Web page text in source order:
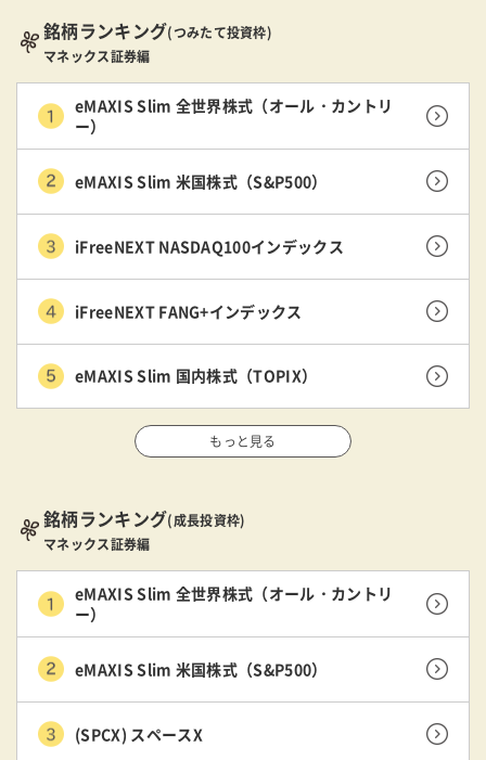
銘柄ランキング(つみたて投資枠)
マネックス証券編
eMAXIS Slim 全世界株式（オール・カントリ
ー）
eMAXIS Slim 米国株式（S&P500）
iFreeNEXT NASDAQ100インデックス
iFreeNEXT FANG+インデックス
eMAXIS Slim 国内株式（TOPIX）
もっと見る
銘柄ランキング(成長投資枠)
マネックス証券編
eMAXIS Slim 全世界株式（オール・カントリ
ー）
eMAXIS Slim 米国株式（S&P500）
(SPCX) スペースX